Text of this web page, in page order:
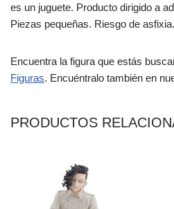
es un juguete. Producto dirigido a
Piezas pequeñas. Riesgo de asfixia.
Encuentra la figura que estás
Figuras. Encuéntralo también en
PRODUCTOS